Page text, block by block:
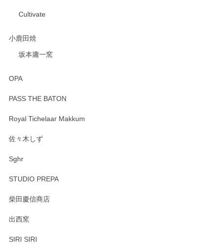
Cultivate
小鹿田焼
坂本庸一窯
OPA
PASS THE BATON
Royal Tichelaar Makkum
佐々木しず
Sghr
STUDIO PREPA
柴田慶信商店
出西窯
SIRI SIRI